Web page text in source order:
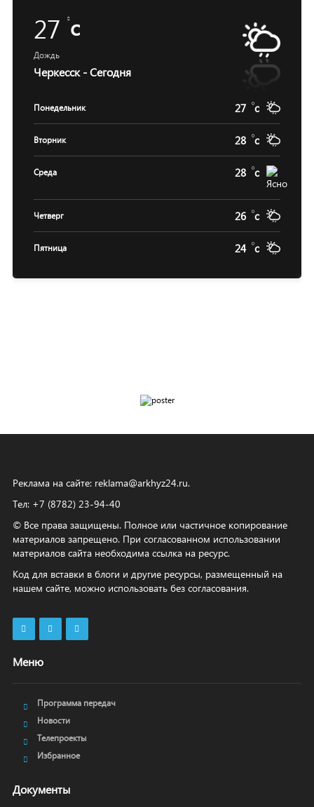
27 c
Дождь
Черкесск - Сегодня
Понедельник 27 c
Вторник 28 c
Среда 28 c
Четверг 26 c
Пятница 24 c
Реклама на сайте: reklama@arkhyz24.ru.
Тел: +7 (8782) 23‑94‑40
© Все права защищены. Полное или частичное копирование
материалов запрещено. При согласованном использовании
материалов сайта необходима ссылка на ресурс.
Код для вставки в блоги и другие ресурсы, размещенный на
нашем сайте, можно использовать без согласования.
Меню
Программа передач
Новости
Телепроекты
Избранное
Документы